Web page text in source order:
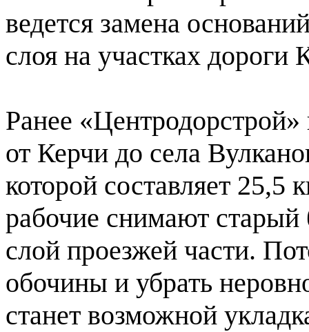
ведется замена
слоя на участках дороги
Ранее
от Керчи до села
которой составляет
рабочие снимают
слой проезжей части.
обочины и убрать
станет возможной